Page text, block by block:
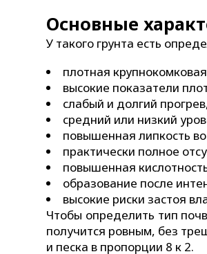
Основные
У такого грунта есть
плотная
высокие показатели
слабый и долгий
средний или низкий
повышенная липкость
практически полное
повышенная
образование после
высокие риски застоя
Чтобы определить тип
получится ровным, без
и песка в пропорции 8 к 2.